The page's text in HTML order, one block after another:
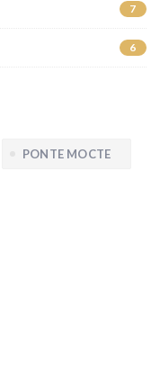
7
6
PONTE MOCTE